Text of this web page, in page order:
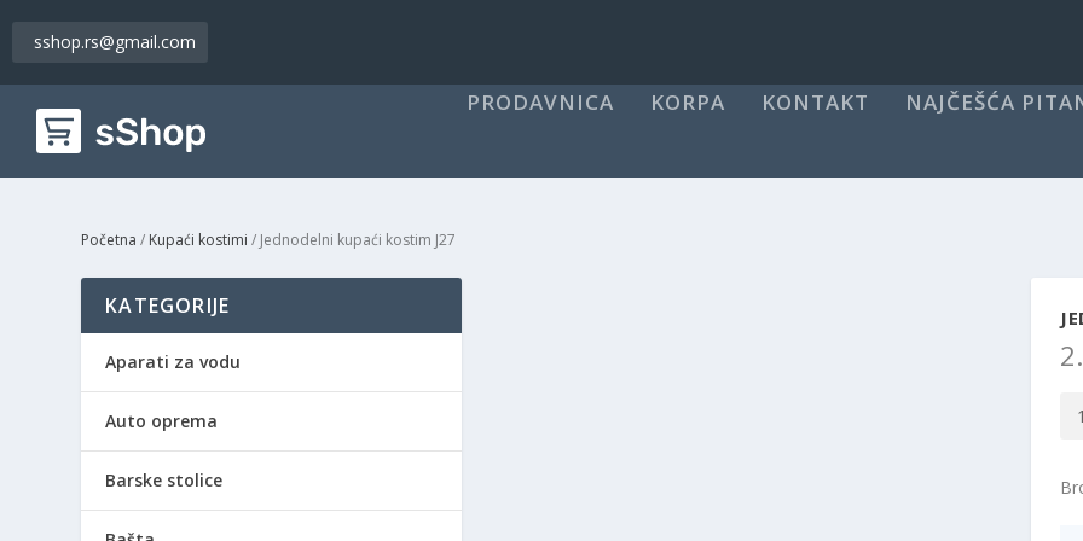
sshop.rs@gmail.com
PRODAVNICA KORPA KONTAKT NAJČEŠĆA
Početna / Kupaći kostimi / Jednodelni kupaći kostim J27
J27
KATEGORIJE
Aparati za vodu
Auto oprema
Barske stolice